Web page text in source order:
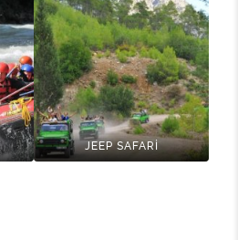
JEEP SAFARİ